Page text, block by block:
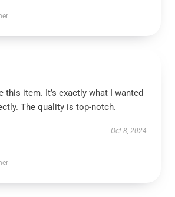
this item. It’s exactly what I wanted
The quality is top-notch.
Oct 8, 2024